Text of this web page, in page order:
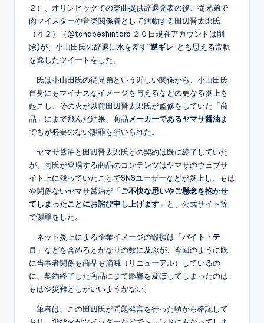
２）、オリンピックでの楽曲提供辞退発表の後、従兄弟で
肉マイスターや音楽関係者として活動する田辺晋太郎氏
（４２）（@tanabeshintaro ２０日現在アカウントは削
除)が、小山田氏の辞退に水を差す“逆ギレ”とも思える常軌
を逸したツイートをした。
氏は小山田氏の従兄弟という近しい関係から、小山田氏
自身にもマイナスなイメージを与えるなどの更なる炎上を
起こし、その火が以前田辺晋太郎氏が監修をしていた「商
品」にまで飛んだ結果、商品 メーカーであるヤマサ醤油ま
でもが必要のない謝罪を強いられた。
ヤマサ醤油と田辺晋太郎氏との契約は既に終了していた
が、同氏が登場する商品のコンテンツはヤマサのウェブサ
イト上に残っていたことでSNSユーザーなどが炎上し、もは
や関係ないヤマサ醤油が「ご不快な思いやご懸念を抱かせ
てしまったことにお詫び申し上げます 」と、公式サイト等
で謝罪をした。
ネット炎上による企業イメージの毀損は「バイト・テ
ロ 」などを含めるとかなりの数に及ぶが、今回のように既
に当事者関係も商品も消滅（リニューアル）しているの
に、契約終了した商品にまで影響を及ぼしてしまったのは
もはや災難としかいいようがない。
筆者は、この田辺氏が問題発言を行った頃から確認して